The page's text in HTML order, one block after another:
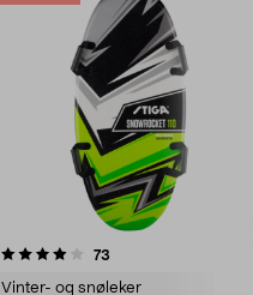
73
Vinter- og snøleker
4.5 av 5 stjerner